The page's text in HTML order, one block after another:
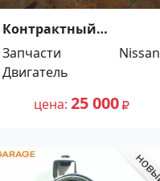
Контрактный
двигатель NISSAN
SERENA RNC24 SR20DE
Ростов
Запчасти
Nissan
Двигатель
цена 25 000